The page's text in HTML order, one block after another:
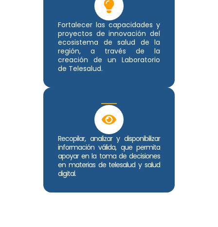
Fortalecer las capacidades y
proyectos de innovación del
ecosistema de salud de la
región, a través de la
creación de un Laboratorio
de Telesalud.
Recopilar, analizar y disponibilizar
información válida, que permita
apoyar en la toma de decisiones
en materias de telesalud y salud
digital.